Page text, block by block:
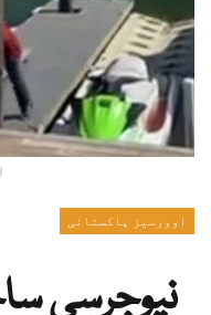
اوورسیز پاکستانی
نیوجرسی